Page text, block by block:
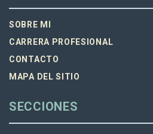
SOBRE MI
CARRERA PROFESIONAL
CONTACTO
MAPA DEL SITIO
SECCIONES